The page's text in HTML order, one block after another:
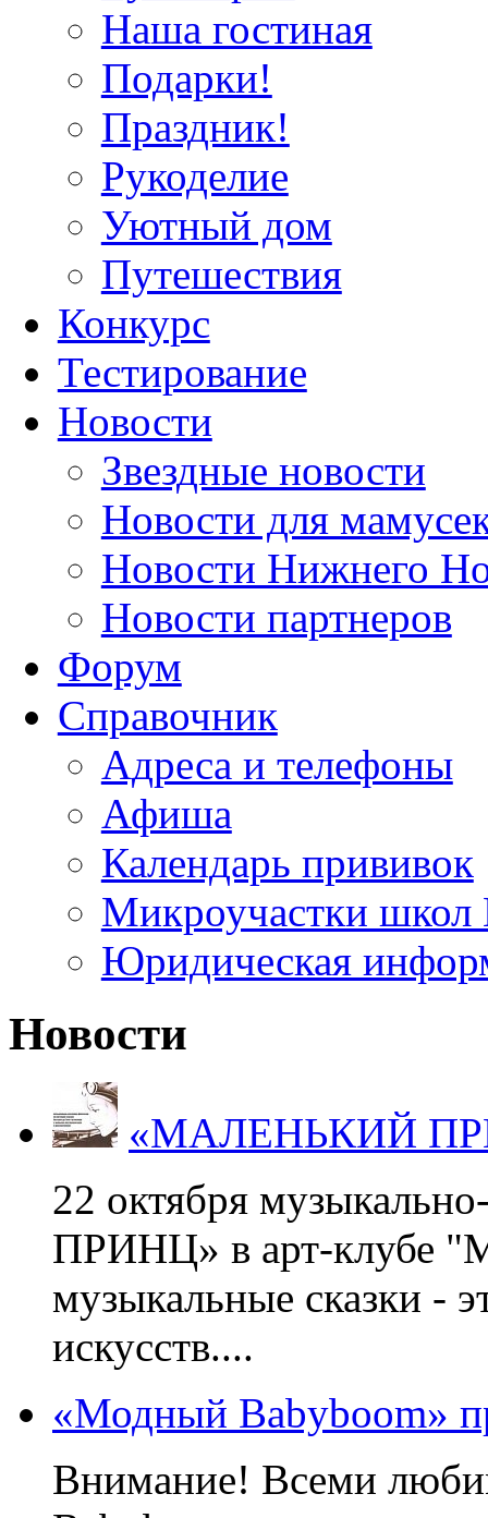
Наша гостиная
Подарки!
Праздник!
Рукоделие
Уютный дом
Путешествия
Конкурс
Тестирование
Новости
Звездные новости
Новости для
Новости Нижнего
Новости партнеров
Форум
Справочник
Адреса и телефоны
Афиша
Календарь прививок
Микроучастки школ
Юридическая
Новости
«МАЛЕНЬКИЙ
22 октября
ПРИНЦ» в арт-клубе
музыкальные сказки -
искусств....
«Модный Babyboom»
Внимание! Всеми